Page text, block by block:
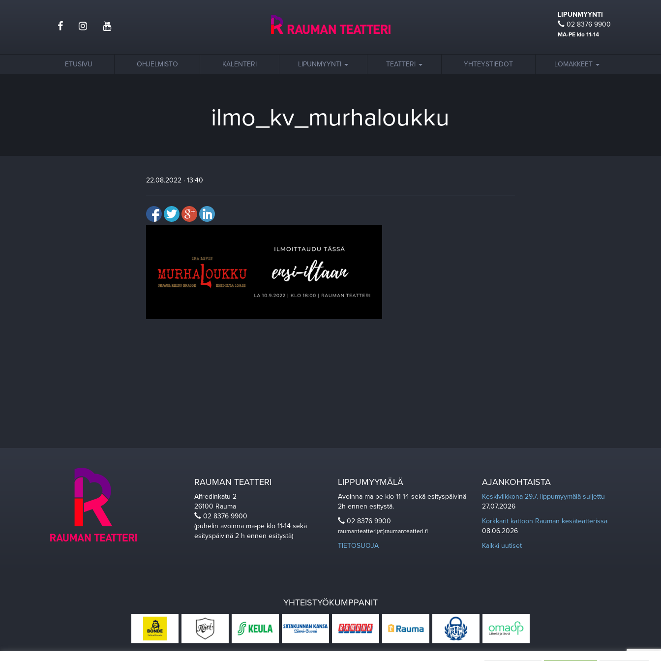
LIPUNMYYNTI
02 8376 9900
MA-PE klo 11-14
ETUSIVU OHJELMISTO KALENTERI LIPUNMYYNTI TEATTERI YHTEYSTIEDOT LOMAKKEET
ilmo_kv_murhaloukku
22.08.2022 · 13:40
RAUMAN TEATTERI
Alfredinkatu 2
26100 Rauma
02 8376 9900
(puhelin avoinna ma-pe klo 11-14 sekä
esityspäivinä 2 h ennen esitystä)
LIPPUMYYMÄLÄ
Avoinna ma-pe klo 11-14 sekä esityspäivinä
2h ennen esitystä.
02 8376 9900
raumanteatteri(at)raumanteatteri.fi
TIETOSUOJA
AJANKOHTAISTA
Keskiviikkona 29.7. lippumyymälä suljettu
27.07.2026
Korkkarit kattoon Rauman kesäteatterissa
08.06.2026
Kaikki uutiset
YHTEISTYÖKUMPPANIT